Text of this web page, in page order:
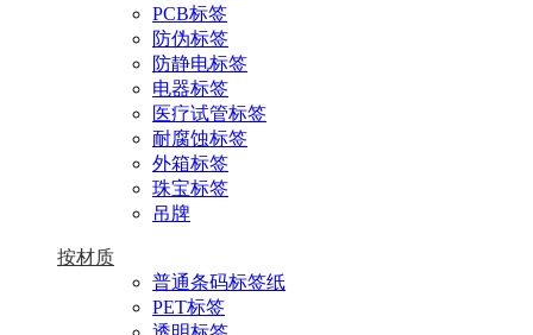
PCB标签
防伪标签
防静电标签
电器标签
医疗试管标签
耐腐蚀标签
外箱标签
珠宝标签
吊牌
按材质
普通条码标签纸
PET标签